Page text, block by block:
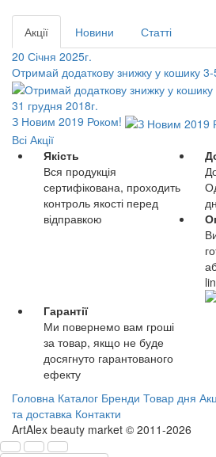
Акції Новини
Статті
20 Січня 2025г.
Отримай додаткову знижку у кошику
31 грудня 2018г.
З Новим 2019 Роком!
Всі Акції
Якість
Вся продукція
сертифікована, проходить
контроль якості перед
відправкою
Гарантії
Ми повернемо вам гроші
за товар, якщо не буде
досягнуто гарантованого
ефекту
Головна Каталог Бренди Товар дня
та доставка Контакти
ArtAlex beauty market © 2011-2026